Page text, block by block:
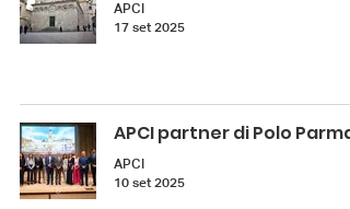
APCI
17 set 2025
APCI partner di Polo Parma
APCI
10 set 2025